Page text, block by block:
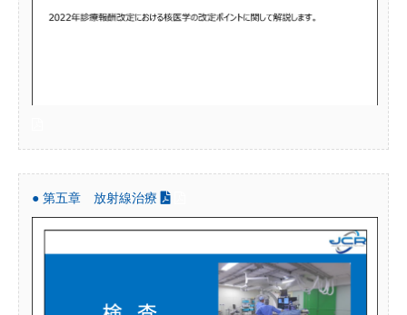
● 第五章 放射線治療